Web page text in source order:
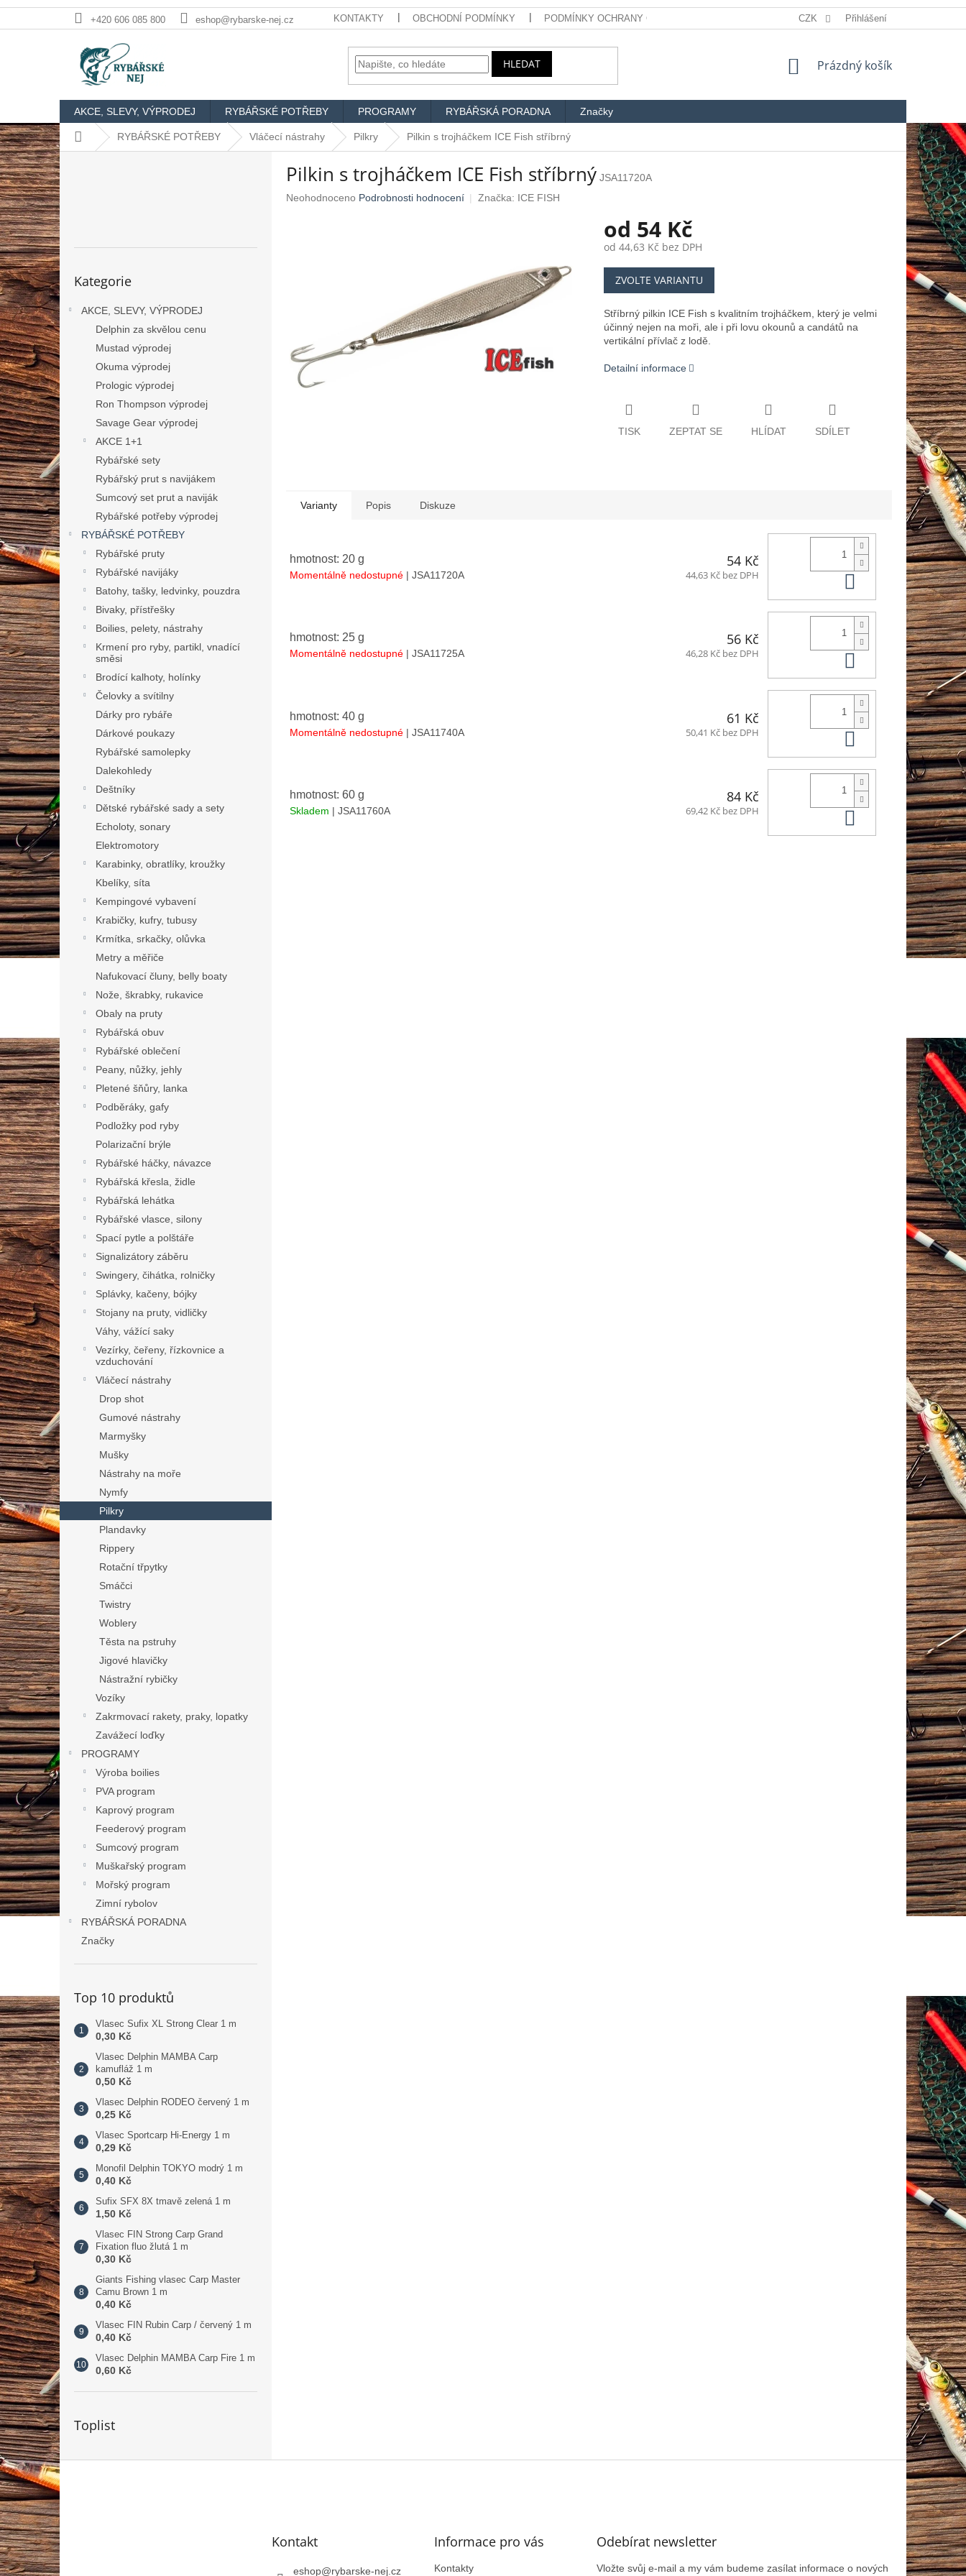
+420 606 085 800 eshop@rybarske-nej.cz KONTAKTY OBCHODNÍ PODMÍNKY PODMÍNKY OCHRANY OSOBNÍCH ÚDAJŮ REKLAMACE SLOVNÍK POJMŮ
CZK Přihlášení
HLEDAT
NÁKUPNÍ
Prázdný košík
AKCE, SLEVY, VÝPRODEJ RYBÁŘSKÉ POTŘEBY PROGRAMY RYBÁŘSKÁ PORADNA Značky
Domů RYBÁŘSKÉ POTŘEBY Vláčecí nástrahy Pilkry Pilkin s trojháčkem ICE Fish stříbrný
P
o
s
t
r
a
n
n
í
p
a
n
e
l
kategorie
Kategorie
AKCE, SLEVY, VÝPRODEJ
Delphin za skvělou cenu
Mustad výprodej
Okuma výprodej
Prologic výprodej
Ron Thompson výprodej
Savage Gear výprodej
AKCE 1+1
Rybářské sety
Rybářský prut s navijákem
Sumcový set prut a naviják
Rybářské potřeby výprodej
RYBÁŘSKÉ POTŘEBY
Rybářské pruty
Rybářské navijáky
Batohy, tašky, ledvinky, pouzdra
Bivaky, přístřešky
Boilies, pelety, nástrahy
Krmení pro ryby, partikl, vnadící
směsi
Brodící kalhoty, holínky
Čelovky a svítilny
Dárky pro rybáře
Dárkové poukazy
Rybářské samolepky
Dalekohledy
Deštníky
Dětské rybářské sady a sety
Echoloty, sonary
Elektromotory
Karabinky, obratlíky, kroužky
Kbelíky, síta
Kempingové vybavení
Krabičky, kufry, tubusy
Krmítka, srkačky, olůvka
Metry a měřiče
Nafukovací čluny, belly boaty
Nože, škrabky, rukavice
Obaly na pruty
Rybářská obuv
Rybářské oblečení
Peany, nůžky, jehly
Pletené šňůry, lanka
Podběráky, gafy
Podložky pod ryby
Polarizační brýle
Rybářské háčky, návazce
Rybářská křesla, židle
Rybářská lehátka
Rybářské vlasce, silony
Spací pytle a polštáře
Signalizátory záběru
Swingery, čihátka, rolničky
Splávky, kačeny, bójky
Stojany na pruty, vidličky
Váhy, vážící saky
Vezírky, čeřeny, řízkovnice a
vzduchování
Vláčecí nástrahy
Drop shot
Gumové nástrahy
Marmyšky
Mušky
Nástrahy na moře
Nymfy
Pilkry
Plandavky
Rippery
Rotační třpytky
Smáčci
Twistry
Woblery
Těsta na pstruhy
Jigové hlavičky
Nástražní rybičky
Vozíky
Zakrmovací rakety, praky, lopatky
Zavážecí loďky
PROGRAMY
Výroba boilies
PVA program
Kaprový program
Feederový program
Sumcový program
Muškařský program
Mořský program
Zimní rybolov
RYBÁŘSKÁ PORADNA
Značky
Top 10 produktů
Vlasec Sufix XL Strong Clear 1 m
0,30 Kč
Vlasec Delphin MAMBA Carp
kamufláž 1 m
0,50 Kč
Vlasec Delphin RODEO červený 1 m
0,25 Kč
Vlasec Sportcarp Hi-Energy 1 m
0,29 Kč
Monofil Delphin TOKYO modrý 1 m
0,40 Kč
Sufix SFX 8X tmavě zelená 1 m
1,50 Kč
Vlasec FIN Strong Carp Grand
Fixation fluo žlutá 1 m
0,30 Kč
Giants Fishing vlasec Carp Master
Camu Brown 1 m
0,40 Kč
Vlasec FIN Rubin Carp / červený 1 m
0,40 Kč
Vlasec Delphin MAMBA Carp Fire 1 m
0,60 Kč
Toplist
Pilkin s trojháčkem ICE Fish stříbrný JSA11720A
Průměrné
Neohodnoceno Podrobnosti hodnocení Značka: ICE FISH
od 54 Kč
od 44,63 Kč bez DPH
Měrná
cena:
ZVOLTE VARIANTU
Stříbrný pilkin ICE Fish s kvalitním trojháčkem, který je velmi
účinný nejen na moři, ale i při lovu okounů a candátů na
vertikální přívlač z lodě.
Detailní informace
TISK ZEPTAT SE HLÍDAT SDÍLET
Varianty Popis Diskuze
hmotnost: 20 g
Momentálně nedostupné | JSA11720A
54 Kč
44,63 Kč bez DPH Do košíku
hmotnost: 25 g
Momentálně nedostupné | JSA11725A
56 Kč
46,28 Kč bez DPH Do košíku
hmotnost: 40 g
Momentálně nedostupné | JSA11740A
61 Kč
50,41 Kč bez DPH Do košíku
hmotnost: 60 g
Skladem | JSA11760A
84 Kč
69,42 Kč bez DPH Do košíku
Z
á
p
a
t
í
Kontakt
eshop@rybarske-nej.cz
Informace pro vás
Kontakty
Odebírat newsletter
Vložte svůj e-mail a my vám budeme zasílat informace o nových